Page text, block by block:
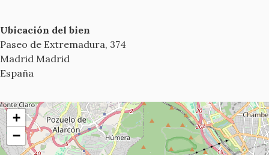
Ubicación del bien
Paseo de Extremadura, 374
Madrid Madrid
España
+
−